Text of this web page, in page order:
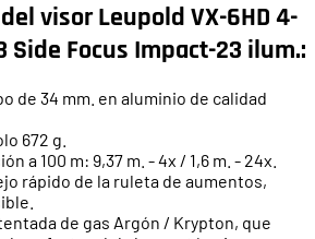
visor Leupold VX-6HD 4-
Side Focus Impact-23 ilum.:
de 34 mm. en aluminio de calidad
672 g.
a 100 m: 9,37 m. - 4x / 1,6 m. - 24x.
rápido de la ruleta de aumentos,
de gas Argón / Krypton, que